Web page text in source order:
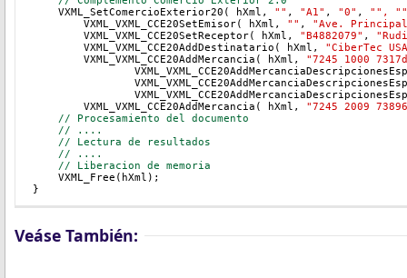
    VXML_SetComercioExterior20( hXml,
"" , "A1" , "0" , "",
    	VXML_VXML_CCE20SetEmisor( hXml,
"" , "Ave.
    	VXML_VXML_CCE20SetReceptor( hXml,
"B4882079" ,
	VXML_VXML_CCE20AddDestinatario( hXml,
"CiberTec
	VXML_VXML_CCE20AddMercancia( hXml,
"7245 1000
        VXML_VXML_CCE20AddMercancia( hXml,
"7245 2009
// Procesamiento del documento
// ....
// Lectura de resultados
// ....
// Liberacion de memoria
    VXML_Free(hXml);
}
Veáse También: